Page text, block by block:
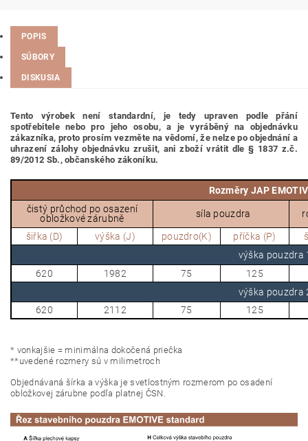
POPIS
SÚBORY
DISKUSIA
Tento výrobek není standardní, je tedy upraven podle přání
spotřebitele nebo pro jeho osobu, a je vyráběný na objednávku
zákazníka, proto prosím vezměte na vědomí, že nelze po objednání a
uhrazení zálohy objednávku zrušit, ani zboží vrátit dle § 1837 z.č.
89/2012 Sb., občanského zákoníku.
Rozměry JAP
čistý průchod po osazení
obložkové zárubně
síla pouzdra
šiřka (D) výška (J) pouzdro(K) příčka (P)
výška pouzdra
620
1982 75
125
výška pouzdra
620
2112 75 125
* vonkajšie = minimálna dokočená priečka
**uvedené rozmery sú v milimetroch
Objednávaná šírka a výška je svetlostným rozmerom po osadení
obložkovej zárubne podľa platnej ČSN.